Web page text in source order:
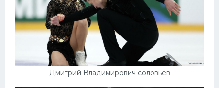
Дмитрий Владимирович соловьёв